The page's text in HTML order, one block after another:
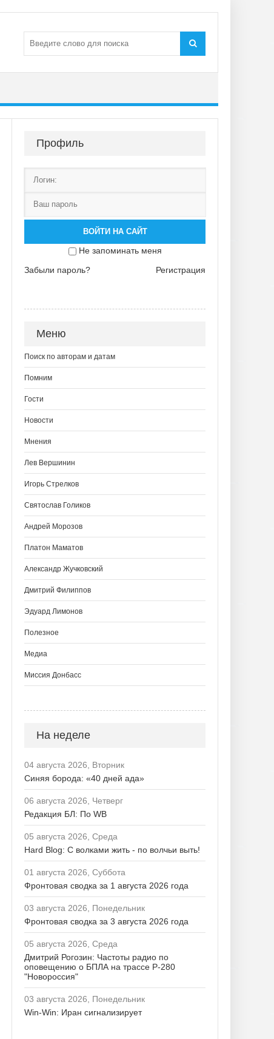
Профиль
ВОЙТИ НА САЙТ
Не запоминать меня
Забыли пароль?
Регистрация
Меню
Поиск по авторам и датам
Помним
Гости
Новости
Мнения
Лев Вершинин
Игорь Стрелков
Святослав Голиков
Андрей Морозов
Платон Маматов
Александр Жучковский
Дмитрий Филиппов
Эдуард Лимонов
Полезное
Медиа
Миссия Донбасс
На неделе
04 августа 2026, Вторник
Синяя борода: «40 дней ада»
06 августа 2026, Четверг
Редакция БЛ: По WB
05 августа 2026, Среда
Hard Blog: С волками жить - по волчьи выть!
01 августа 2026, Суббота
Фронтовая сводка за 1 августа 2026 года
03 августа 2026, Понедельник
Фронтовая сводка за 3 августа 2026 года
05 августа 2026, Среда
Дмитрий Рогозин: Частоты радио по
оповещению о БПЛА на трассе Р-280
"Новороссия"
03 августа 2026, Понедельник
Win-Win: Иран сигнализирует